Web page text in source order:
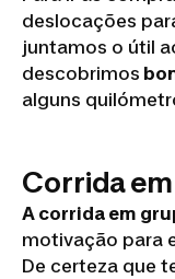
deslocações
juntamos o útil
descobrimos
alguns
Corrida
A corrida em
motivação para
De certeza que